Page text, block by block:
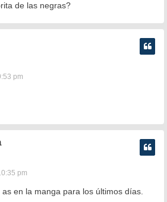
de las negras?
pm
pm
en la manga para los últimos días.